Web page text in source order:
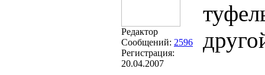
Редактор
Сообщений: 2596
Регистрация:
20.04.2007